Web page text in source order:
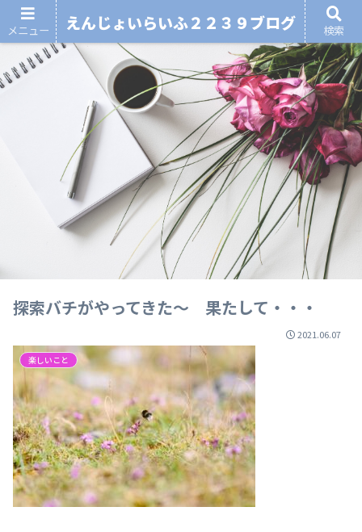
探索バチがやってきた～ 果たして・・・
2021.06.07
楽しいこと
メニュー えんじょいらいふ２２３９ブログ 検索